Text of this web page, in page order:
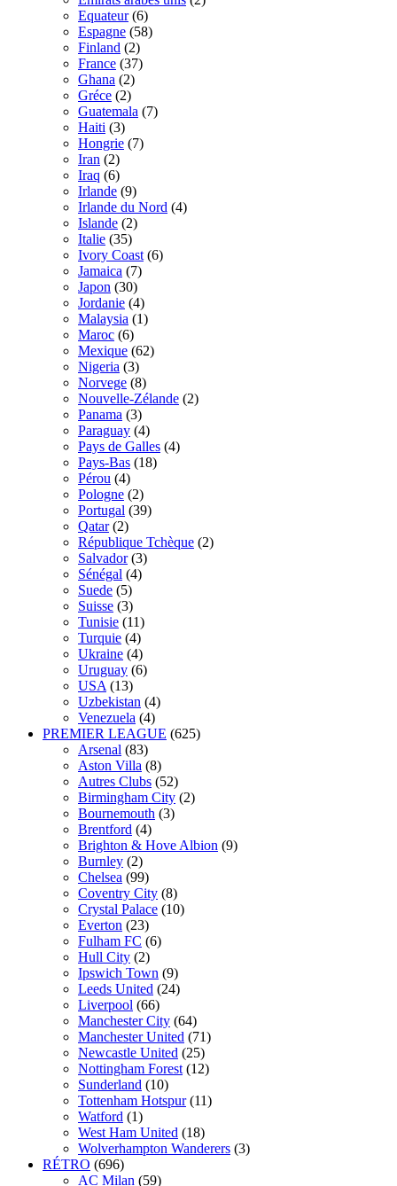
Equateur (6)
Espagne (58)
Finland (2)
France (37)
Ghana (2)
Gréce (2)
Guatemala (7)
Haiti (3)
Hongrie (7)
Iran (2)
Iraq (6)
Irlande (9)
Irlande du Nord (4)
Islande (2)
Italie (35)
Ivory Coast (6)
Jamaica (7)
Japon (30)
Jordanie (4)
Malaysia (1)
Maroc (6)
Mexique (62)
Nigeria (3)
Norvege (8)
Nouvelle-Zélande (2)
Panama (3)
Paraguay (4)
Pays de Galles (4)
Pays-Bas (18)
Pérou (4)
Pologne (2)
Portugal (39)
Qatar (2)
République Tchèque (2)
Salvador (3)
Sénégal (4)
Suede (5)
Suisse (3)
Tunisie (11)
Turquie (4)
Ukraine (4)
Uruguay (6)
USA (13)
Uzbekistan (4)
Venezuela (4)
PREMIER LEAGUE (625)
Arsenal (83)
Aston Villa (8)
Autres Clubs (52)
Birmingham City (2)
Bournemouth (3)
Brentford (4)
Brighton & Hove Albion (9)
Burnley (2)
Chelsea (99)
Coventry City (8)
Crystal Palace (10)
Everton (23)
Fulham FC (6)
Hull City (2)
Ipswich Town (9)
Leeds United (24)
Liverpool (66)
Manchester City (64)
Manchester United (71)
Newcastle United (25)
Nottingham Forest (12)
Sunderland (10)
Tottenham Hotspur (11)
Watford (1)
West Ham United (18)
Wolverhampton Wanderers (3)
RÉTRO (696)
AC Milan (59)